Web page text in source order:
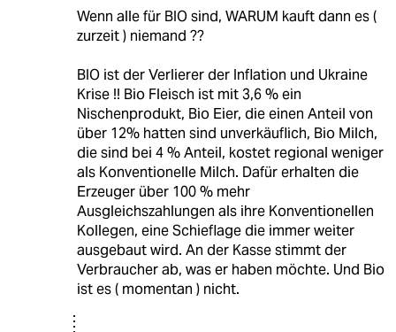
Wenn alle für BIO sind, WARUM kauft dann es (
zurzeit ) niemand ??
BIO ist der Verlierer der Inflation und Ukraine
Krise !! Bio Fleisch ist mit 3,6 % ein
Nischenprodukt, Bio Eier, die einen Anteil von
über 12% hatten sind unverkäuflich, Bio Milch,
die sind bei 4 % Anteil, kostet regional weniger
als Konventionelle Milch. Dafür erhalten die
Erzeuger über 100 % mehr
Ausgleichszahlungen als ihre Konventionellen
Kollegen, eine Schieflage die immer weiter
ausgebaut wird. An der Kasse stimmt der
Verbraucher ab, was er haben möchte. Und Bio
ist es ( momentan ) nicht.